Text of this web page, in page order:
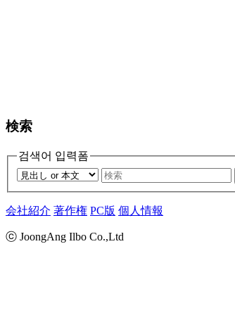
検索
검색어 입력폼
会社紹介 著作権 PC版 個人情報
ⓒ JoongAng Ilbo Co.,Ltd